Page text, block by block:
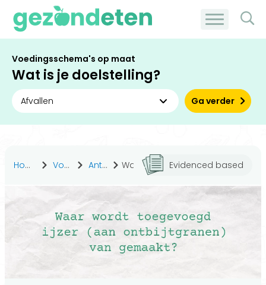
Voedingsschema's op maat
Wat is je doelstelling?
Ga verder
Home Voedingsstoffen Antwoorden Waar wordt toegevoegd ijzer (aan ontbijtgranen) van gemaakt? Evidenced based